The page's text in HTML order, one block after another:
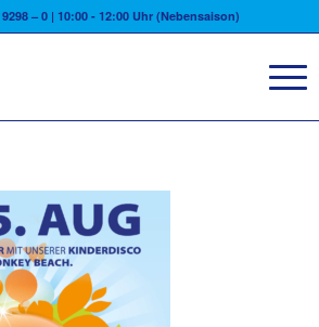
– 0 | 10:00 - 12:00 Uhr (Nebensaison)